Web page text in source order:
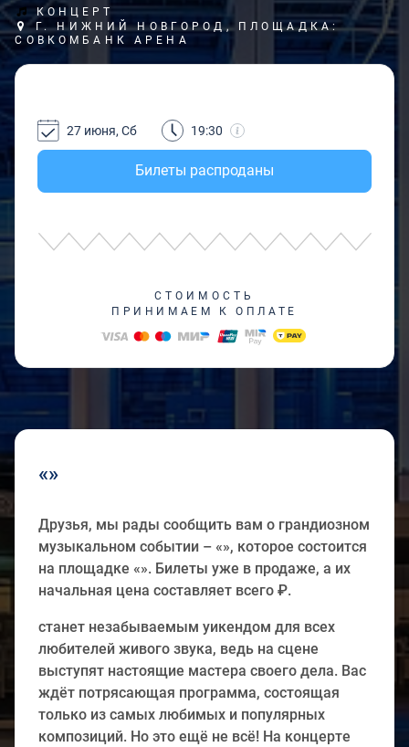
КОНЦЕРТ
Г. НИЖНИЙ НОВГОРОД, ПЛОЩАДКА:
СОВКОМБАНК АРЕНА
Билеты распроданы
27 июня, Сб 19:30
СТОИМОСТЬ
ПРИНИМАЕМ К ОПЛАТЕ
«»
Друзья, мы рады сообщить вам о грандиозном
музыкальном событии – «», которое состоится
на площадке «». Билеты уже в продаже, а их
начальная цена составляет всего ₽.
станет незабываемым уикендом для всех
любителей живого звука, ведь на сцене
выступят настоящие мастера своего дела. Вас
ждёт потрясающая программа, состоящая
только из самых любимых и популярных
композиций. Но это ещё не всё! На концерте